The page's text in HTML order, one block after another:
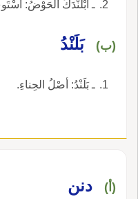
ـ ابْلَنْدَكَ الحَوْضُ: اسْتَوى بالأرضِ.
(ب) بَلَنْدُ
ـ بَلَنْدُ: أصْلُ الحِناءِ.
(أ) دنن